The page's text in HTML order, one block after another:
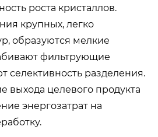
роста кристаллов.
крупных, легко
образуются мелкие
фильтрующие
селективность разделения.
выхода целевого продукта
энергозатрат на